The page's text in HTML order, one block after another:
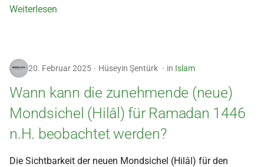
Weiterlesen
20. Februar 2025 Hüseyin Şentürk in Islam
Wann kann die zunehmende (neue)
Mondsichel (Hilâl) für Ramadan 1446
n.H. beobachtet werden?
Die Sichtbarkeit der neuen Mondsichel (Hilâl) für den